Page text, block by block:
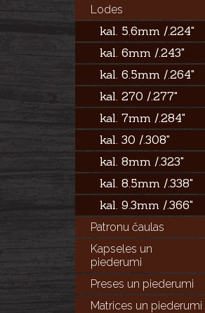
Lodes
kal. 5.6mm /.224"
kal. 6mm /.243"
kal. 6.5mm /.264"
kal. 270 /.277"
kal. 7mm /.284"
kal. 30 /.308"
kal. 8mm /.323"
kal. 8.5mm /.338"
kal. 9.3mm /.366"
Patronu čaulas
Kapseles un
piederumi
Preses un piederumi
Matrices un piederumi